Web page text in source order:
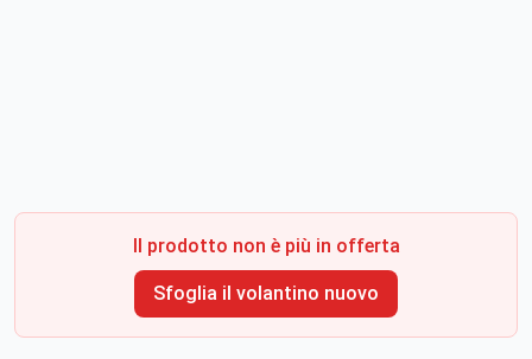
Il prodotto non è più in offerta
Sfoglia il volantino nuovo